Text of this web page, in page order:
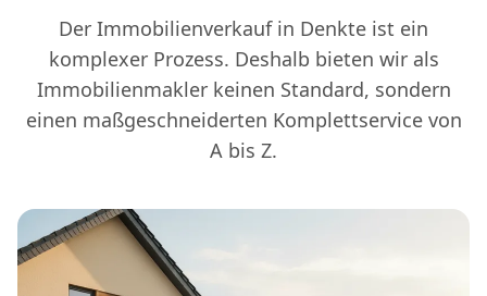
Der Immobilienverkauf in Denkte ist ein
komplexer Prozess. Deshalb bieten wir als
Immobilienmakler keinen Standard, sondern
einen maßgeschneiderten Komplettservice von
A bis Z.